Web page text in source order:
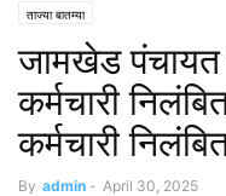
ताज्या बातम्या
जामखेड
कर्मचारी
कर्मचारी
By admin - April 30, 2025